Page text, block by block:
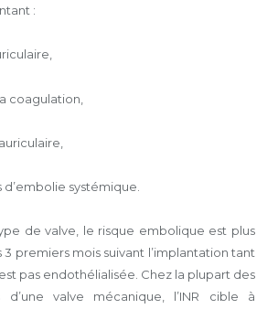
:
coagulation,
systémique.
de valve, le risque embolique est plus
premiers mois suivant l’implantation tant
pas endothélialisée. Chez la plupart des
d’une valve mécanique, l’INR cible à